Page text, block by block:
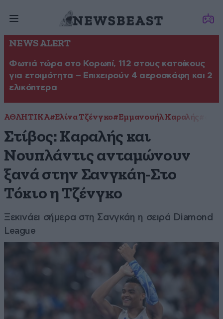
NEWS ALERT
Φωτιά τώρα στο Κορωπί, 112 στους κατοίκους
για ετοιμότητα – Επιχειρούν 4 αεροσκάφη και 2
ελικόπτερα
ΑΘΛΗΤΙΚΑ#Ελίνα Τζένγκο#Εμμανουήλ Καραλής
Στίβος: Καραλής και
Νουπλάντις ανταμώνουν
ξανά στην Σανγκάη-Στο
Τόκιο η Τζένγκο
Ξεκινάει σήμερα στη Σανγκάη η σειρά Diamond
League